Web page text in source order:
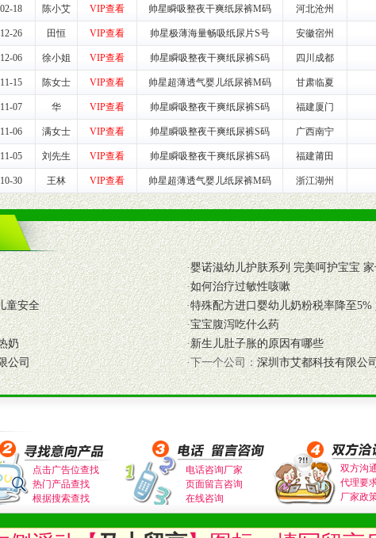
断性经营权益。
销售情况派人员驻地指导。
应的政策，充分保证经销产品丰厚的利润空间和市场经营的高额回报。
证经销商合作零风险。
动来帮助经销商启动和拉动市场销售，提供终端物料及宣传促销用品的支
公司经营中，充分了解来自公司的行销计划，产品的发展，以及行业市场
高效和准确的后勤配送物。
婴、儿童产品品类，为中国妈妈、宝宝提供完善的营养健康产品和宣传
。
式与我公司相关负责人取得联系。
需详细阅读公司有关制度以及合作加盟流程。
合作洽谈。
18 陈小艾 VIP查看 帅星瞬吸整夜干爽纸尿裤M码 河北沧州
26 田恒 VIP查看 帅星极薄海量畅吸纸尿片S号 安徽宿州
06 徐小姐 VIP查看 帅星瞬吸整夜干爽纸尿裤S码 四川成都
15 陈女士 VIP查看 帅星超薄透气婴儿纸尿裤M码 甘肃临夏
07 华 VIP查看 帅星瞬吸整夜干爽纸尿裤S码 福建厦门
06 满女士 VIP查看 帅星瞬吸整夜干爽纸尿裤S码 广西南宁
05 刘先生 VIP查看 帅星瞬吸整夜干爽纸尿裤S码 福建莆田
30 王林 VIP查看 帅星超薄透气婴儿纸尿裤M码 浙江湖州
·婴诺滋幼儿护肤系列 完美呵护宝宝
·如何治疗过敏性咳嗽
童安全 ·特殊配方进口婴幼儿奶粉税率降至5%
·宝宝腹泻吃什么药
奶 ·新生儿肚子胀的原因有哪些
公司 ·下一个公司：深圳市艾都科技有限公
点击广告位查找
热门产品查找
根据搜索查找
电话咨询厂家
页面留言咨询
在线咨询
双方沟
代理要
厂家政